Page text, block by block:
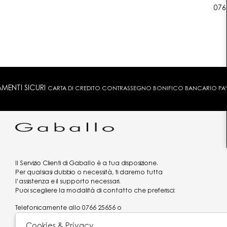
SICURI CARTA DI CREDITO CONTRASSEGNO BONIFICO BANCARIO
Il Servizio Clienti di Gaballo è a tua disposizione.
Per qualsiasi dubbio o necessità, ti daremo tutta
l’assistenza e il supporto necessari.
Puoi scegliere la modalità di contatto che preferisci:
Telefonicamente allo 0766 25656 o